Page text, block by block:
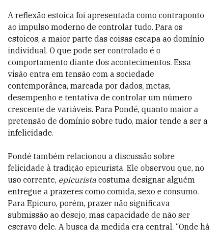
A reflexão estoica foi apresentada como contraponto
ao impulso moderno de controlar tudo. Para os
estoicos, a maior parte das coisas escapa ao domínio
individual. O que pode ser controlado é o
comportamento diante dos acontecimentos. Essa
visão entra em tensão com a sociedade
contemporânea, marcada por dados, metas,
desempenho e tentativa de controlar um número
crescente de variáveis. Para Pondé, quanto maior a
pretensão de domínio sobre tudo, maior tende a ser a
infelicidade.
Pondé também relacionou a discussão sobre
felicidade à tradição epicurista. Ele observou que, no
uso corrente, epicurista costuma designar alguém
entregue a prazeres como comida, sexo e consumo.
Para Epicuro, porém, prazer não significava
submissão ao desejo, mas capacidade de não ser
escravo dele. A busca da medida era central. “Onde há